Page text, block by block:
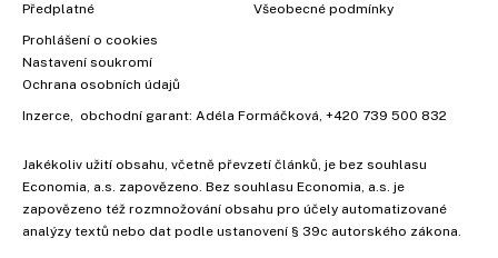
Předplatné
Všeobecné podmínky
Prohlášení o cookies
Nastavení soukromí
Ochrana osobních údajů
Inzerce, obchodní garant: Adéla Formáčková, +420 739 500 832
Jakékoliv užití obsahu, včetně převzetí článků, je bez souhlasu
Economia, a.s. zapovězeno. Bez souhlasu Economia, a.s. je
zapovězeno též rozmnožování obsahu pro účely automatizované
analýzy textů nebo dat podle ustanovení § 39c autorského zákona.